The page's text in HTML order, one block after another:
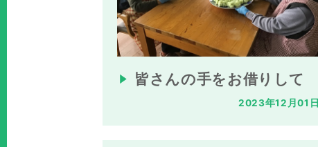
皆さんの手をお借りして
2023年12月01日